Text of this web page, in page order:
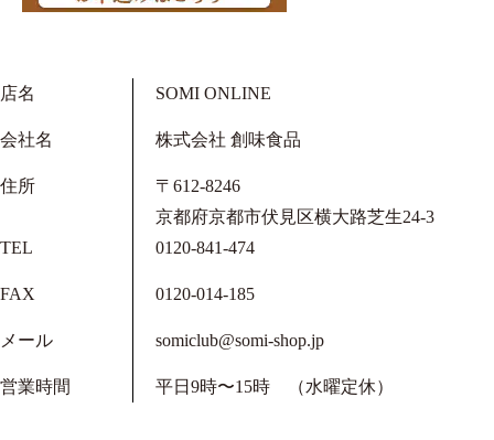
店名 SOMI ONLINE
会社名 株式会社 創味食品
住所
〒612-8246
京都府京都市伏見区横大路芝生24-3
TEL
0120-841-474
FAX 0120-014-185
メール somiclub@somi-shop.jp
営業時間 平日9時〜15時 （水曜定休）